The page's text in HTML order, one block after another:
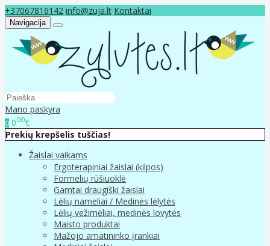
+37067816142 info@zuja.lt Kontaktai
Navigacija
Mano paskyra
0 000€
Prekių krepšelis tuščias!
Žaislai vaikams
Ergoterapiniai žaislai (kilpos)
Formelių rūšiuoklė
Gamtai draugiški žaislai
Lėlių nameliai / Medinės lėlytės
Lėlių vežimėliai, medinės lovytės
Maisto produktai
Mažojo amatininko įrankiai